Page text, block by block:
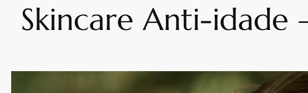
Skincare Anti-idade